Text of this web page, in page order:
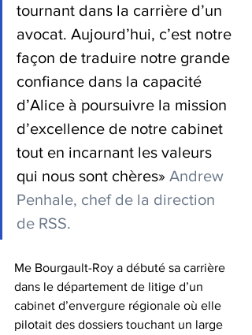
tournant dans la carrière d’un
avocat. Aujourd’hui, c’est notre
façon de traduire notre grande
confiance dans la capacité
d’Alice à poursuivre la mission
d’excellence de notre cabinet
tout en incarnant les valeurs
qui nous sont chères» Andrew
Penhale, chef de la direction
de RSS.
Me Bourgault-Roy a débuté sa carrière
dans le département de litige d’un
cabinet d’envergure régionale où elle
pilotait des dossiers touchant un large